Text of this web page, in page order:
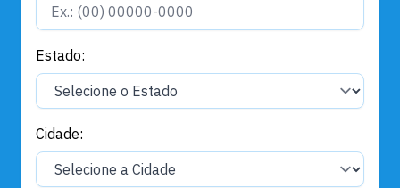
Estado:
Cidade: